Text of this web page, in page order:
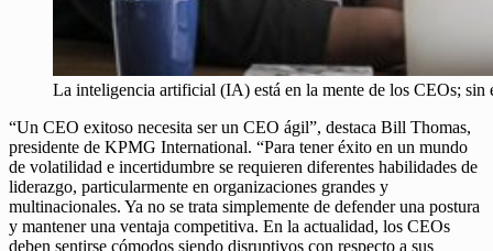
La inteligencia artificial (IA) está en la mente de los CEOs;
“Un CEO exitoso necesita ser un CEO ágil”, destaca Bill Thomas,
presidente de KPMG International. “Para tener éxito en un mundo
de volatilidad e incertidumbre se requieren diferentes habilidades de
liderazgo, particularmente en organizaciones grandes y
multinacionales. Ya no se trata simplemente de defender una postura
y mantener una ventaja competitiva. En la actualidad, los CEOs
deben sentirse cómodos siendo disruptivos con respecto a sus